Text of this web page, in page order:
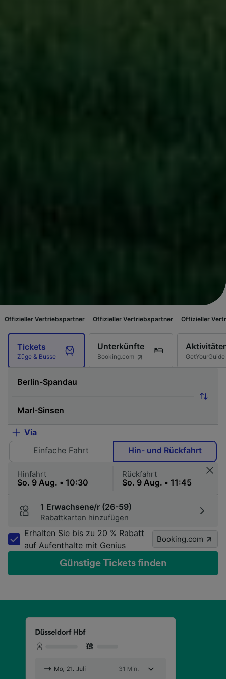
Offizieller Vertriebspartner Offizieller Vertriebspartner
Tickets
Züge & Busse
Unterkünfte
Booking.com GetYourGuide
Via
Einfache Fahrt
Hin- und Rückfahrt
Hinfahrt Rückfahrt
1 Erwachsene/r (26-59)
Rabattkarten hinzufügen
Erhalten Sie bis zu 20 % Rabatt
auf Aufenthalte mit Genius
Booking.com
Günstige Tickets finden